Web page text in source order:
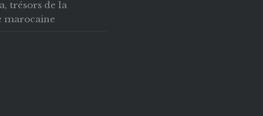
trésors de la
marocaine